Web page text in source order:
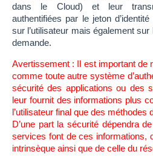
dans le Cloud) et leur
authentifiées par le jeton
sur l’utilisateur mais également sur
demande.
Avertissement : Il est important de
comme toute autre système
sécurité des applications ou des
leur fournit des informations plus
l’utilisateur final que des méthodes
D’une part la sécurité dépendra
services font de ces informations,
intrinsèque ainsi que de celle du